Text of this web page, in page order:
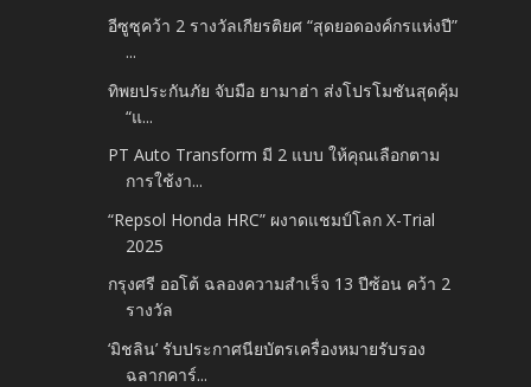
อีซูซุคว้า 2 รางวัลเกียรติยศ “สุดยอดองค์กรแห่งปี”
...
ทิพยประกันภัย จับมือ ยามาฮ่า ส่งโปรโมชันสุดคุ้ม
“แ...
PT Auto Transform มี 2 แบบ ให้คุณเลือกตาม
การใช้งา...
“Repsol Honda HRC” ผงาดแชมป์โลก X-Trial
2025
กรุงศรี ออโต้ ฉลองความสำเร็จ 13 ปีซ้อน คว้า 2
รางวัล
‘มิชลิน’ รับประกาศนียบัตรเครื่องหมายรับรอง
ฉลากคาร์...